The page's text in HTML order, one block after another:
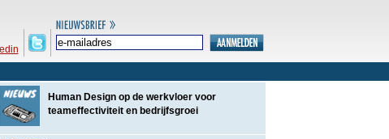
Human Design op de werkvloer voor
teameffectiviteit en bedrijfsgroei